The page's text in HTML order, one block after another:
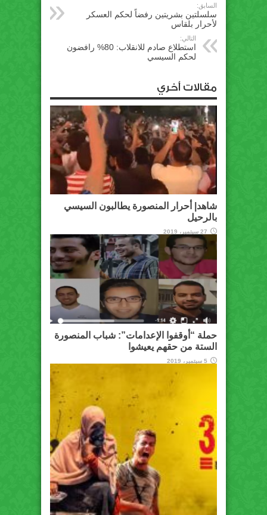
السابق:
سلسلتين بشريتين رفضاً لحكم العسكر
لأحرار بلقاس
التالي:
استطلاع صادم للانقلاب: 80% رافضون
لحكم السيسي
مقالات أخري
شاهد| أحرار المنصورة يطالبون السيسي
بالرحيل
27 سبتمبر، 2019
حملة “أوقفوا الإعدامات”: شباب المنصورة
الستة من حقهم يعيشوا
5 سبتمبر، 2019